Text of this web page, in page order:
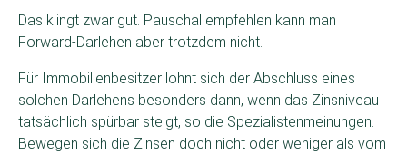
Das klingt zwar gut. Pauschal empfehlen kann man
Forward-Darlehen aber trotzdem nicht.
Für Immobilienbesitzer lohnt sich der Abschluss eines
solchen Darlehens besonders dann, wenn das Zinsniveau
tatsächlich spürbar steigt, so die Spezialistenmeinungen.
Bewegen sich die Zinsen doch nicht oder weniger als vom